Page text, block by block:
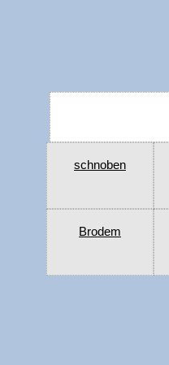
schnoben
Brodem